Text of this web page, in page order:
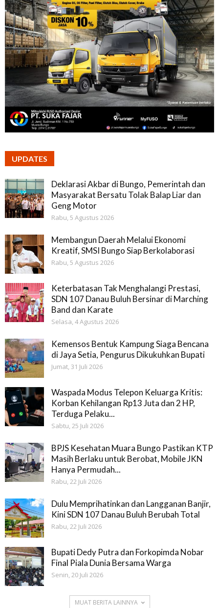
UPDATES
Deklarasi Akbar di Bungo, Pemerintah dan
Masyarakat Bersatu Tolak Balap Liar dan
Geng Motor
Rabu, 5 Agustus 2026
Membangun Daerah Melalui Ekonomi
Kreatif, SMSI Bungo Siap Berkolaborasi
Rabu, 5 Agustus 2026
Keterbatasan Tak Menghalangi Prestasi,
SDN 107 Danau Buluh Bersinar di Marching
Band dan Karate
Selasa, 4 Agustus 2026
Kemensos Bentuk Kampung Siaga Bencana
di Jaya Setia, Pengurus Dikukuhkan Bupati
Jumat, 31 Juli 2026
Waspada Modus Telepon Keluarga Kritis:
Korban Kehilangan Rp13 Juta dan 2 HP,
Terduga Pelaku...
Sabtu, 25 Juli 2026
BPJS Kesehatan Muara Bungo Pastikan KTP
Masih Berlaku untuk Berobat, Mobile JKN
Hanya Permudah...
Rabu, 22 Juli 2026
Dulu Memprihatinkan dan Langganan Banjir,
Kini SDN 107 Danau Buluh Berubah Total
Rabu, 22 Juli 2026
Bupati Dedy Putra dan Forkopimda Nobar
Final Piala Dunia Bersama Warga
Senin, 20 Juli 2026
MUAT BERITA LAINNYA